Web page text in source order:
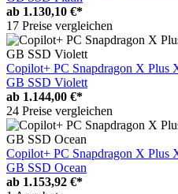
ab 1.130,10 €*
17 Preise vergleichen
Copilot+ PC Snapdragon X Plus
GB SSD Violett
ab 1.144,00 €*
24 Preise vergleichen
Copilot+ PC Snapdragon X Plus
GB SSD Ocean
ab 1.153,92 €*